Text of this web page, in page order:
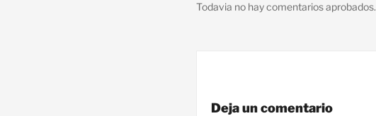
Todavia no hay comentarios aprobados.
Deja un comentario